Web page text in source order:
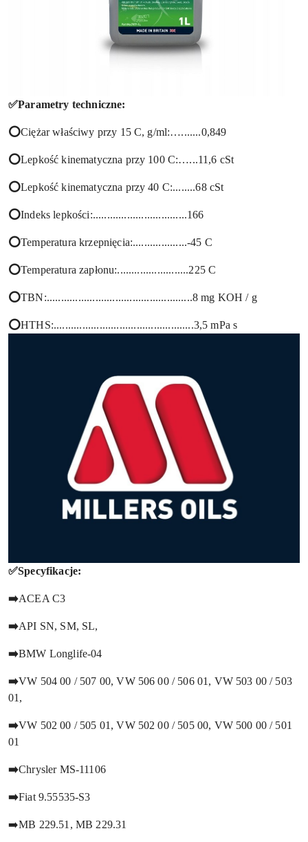
✅Parametry techniczne:
⭕Ciężar właściwy przy 15 C, g/ml:….......0,849
⭕Lepkość kinematyczna przy 100 C:…...11,6 cSt
⭕Lepkość kinematyczna przy 40 C:........68 cSt
⭕Indeks lepkości:.................................166
⭕Temperatura krzepnięcia:...................-45 C
⭕Temperatura zapłonu:.........................225 C
⭕TBN:...................................................8 mg KOH / g
⭕HTHS:.................................................3,5 mPa s
✅Specyfikacje:
➡️ACEA C3
➡️API SN, SM, SL,
➡️BMW Longlife-04
➡️VW 504 00 / 507 00, VW 506 00 / 506 01, VW 503 00 / 503
01,
➡️VW 502 00 / 505 01, VW 502 00 / 505 00, VW 500 00 / 501
01
➡️Chrysler MS-11106
➡️Fiat 9.55535-S3
➡️MB 229.51, MB 229.31